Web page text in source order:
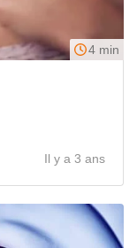
4 min
Il y a 3 ans